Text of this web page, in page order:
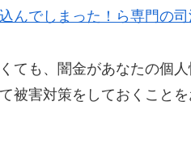
んでしまった！ら専門の
ても、闇金があなたの個
被害対策をしておくことを